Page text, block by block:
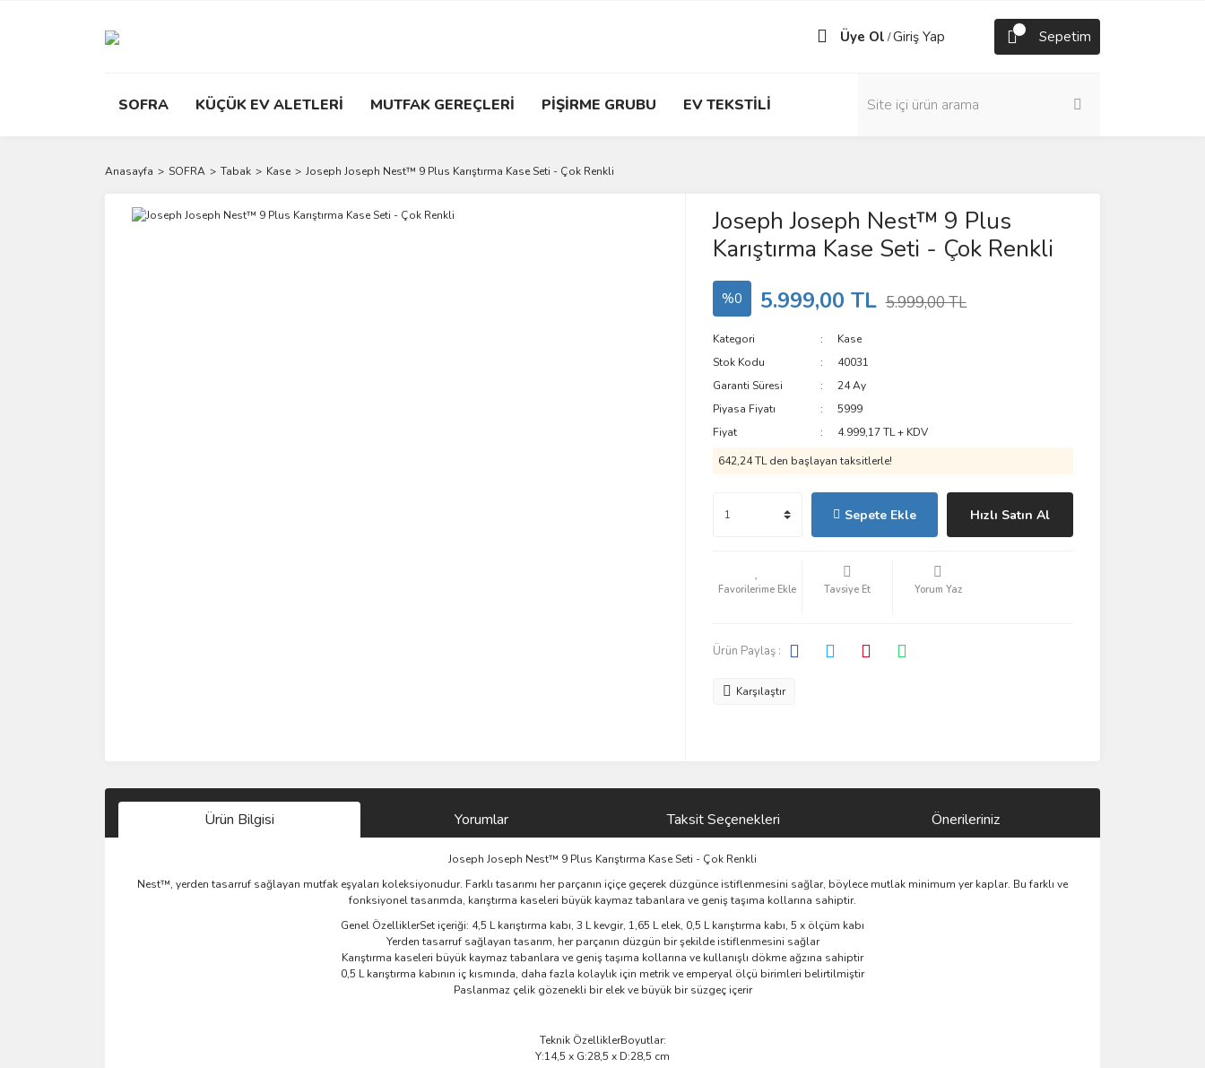
Üye Ol /Giriş Yap Sepetim
SOFRA KÜÇÜK EV ALETLERİ MUTFAK GEREÇLERİ PİŞİRME GRUBU EV TEKSTİLİ
Anasayfa SOFRA Tabak Kase Joseph Joseph Nest™ 9 Plus Karıştırma Kase Seti - Çok Renkli
Joseph Joseph Nest™ 9 Plus
Karıştırma Kase Seti - Çok Renkli
%0 5.999,00 TL 5.999,00 TL
Kategori
Kase
Stok Kodu
40031
Garanti Süresi
24 Ay
Piyasa Fiyatı
5999
Fiyat
4.999,17 TL + KDV
642,24 TL den başlayan taksitlerle!
Sepete Ekle Hızlı Satın Al
Tavsiye Et Yorum Yaz
Ürün Paylaş :
Karşılaştır
Ürün Bilgisi Yorumlar Taksit Seçenekleri Önerileriniz
Joseph Joseph Nest™ 9 Plus Karıştırma Kase Seti - Çok Renkli
Nest™, yerden tasarruf sağlayan mutfak eşyaları koleksiyonudur. Farklı tasarımı her parçanın içiçe geçerek düzgünce istiflenmesini sağlar, böylece mutlak minimum yer kaplar. Bu farklı ve
fonksiyonel tasarımda, karıştırma kaseleri büyük kaymaz tabanlara ve geniş taşıma kollarına sahiptir.
Genel ÖzelliklerSet içeriği: 4,5 L karıştırma kabı, 3 L kevgir, 1,65 L elek, 0,5 L karıştırma kabı, 5 x ölçüm kabı
Yerden tasarruf sağlayan tasarım, her parçanın düzgün bir şekilde istiflenmesini sağlar
Karıştırma kaseleri büyük kaymaz tabanlara ve geniş taşıma kollarına ve kullanışlı dökme ağzına sahiptir
0,5 L karıştırma kabının iç kısmında, daha fazla kolaylık için metrik ve emperyal ölçü birimleri belirtilmiştir
Paslanmaz çelik gözenekli bir elek ve büyük bir süzgeç içerir
Teknik ÖzelliklerBoyutlar:
Y:14,5 x G:28,5 x D:28,5 cm